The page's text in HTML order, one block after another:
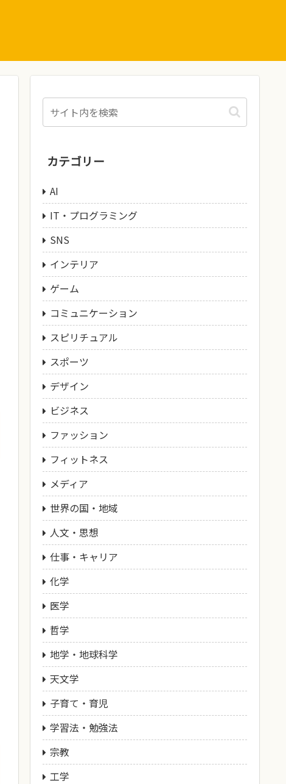
カテゴリー
AI
IT・プログラミング
SNS
インテリア
ゲーム
コミュニケーション
スピリチュアル
スポーツ
デザイン
ビジネス
ファッション
フィットネス
メディア
世界の国・地域
人文・思想
仕事・キャリア
化学
医学
哲学
地学・地球科学
天文学
子育て・育児
学習法・勉強法
宗教
工学